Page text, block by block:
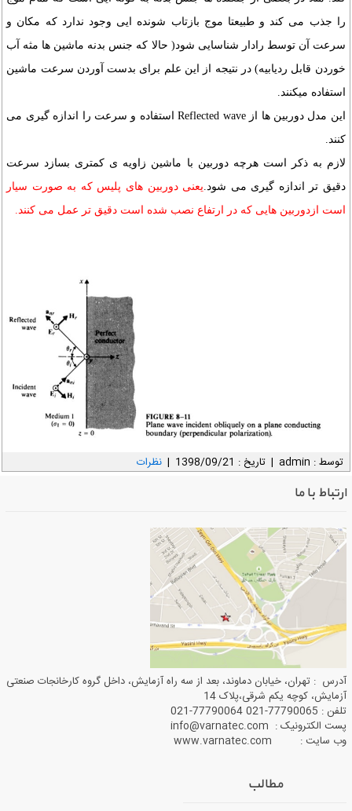
را جذب می کند و طبیعتا موج بازتاب شونده ایی وجود ندارد که مکان و
سرعت آن توسط رادار شناسایی شود( حالا که جنس بدنه ماشین ها مثه آب
خوردن قابل ردیابیه) در نتیجه از این علم برای بدست آوردن سرعت ماشین
استفاده میکنند.
این مدل دوربین ها از Reflected wave استفاده و سرعت را اندازه گیری می
کنند.
لازم به ذکر است هرچه دوربین با ماشین زاویه ی کمتری بسازد سرعت
دقیق تر اندازه گیری می شود.یعنی دوربین های پلیس که به صورت سیار
است ازدوربین هایی که در ارتفاع نصب شده است دقیق تر عمل می کنند.
توسط : admin | تاریخ : 1398/09/21 | نظرات
ارتباط با ما
آدرس : تهران، خیابان دماوند، بعد از سه راه آزمایش، داخل گروه کارخانجات صنعتی
آزمایش، کوچه یکم شرقی،پلاک 14
تلفن : 77790065-021 77790064-021
پست الکترونیک : info@varnatec.com
وب سایت : www.varnatec.com
مطالب